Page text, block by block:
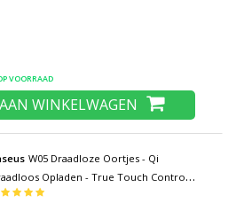
VOORRAAD
WINKELWAGEN
W05 Draadloze Oortjes - Qi
Opladen - True Touch Control
Bluetooth 5.0 Earphones Earbuds